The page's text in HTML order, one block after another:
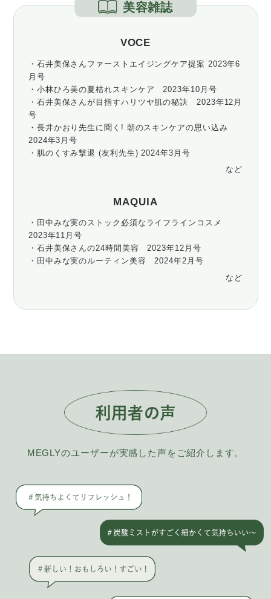
美容雑誌
VOCE
・石井美保さんファーストエイジングケア提案 2023年6
月号
・小林ひろ美の夏枯れスキンケア 2023年10月号
・石井美保さんが目指すハリツヤ肌の秘訣 2023年12月
号
・長井かおり先生に聞く! 朝のスキンケアの思い込み
2024年3月号
・肌のくすみ撃退 (友利先生) 2024年3月号
など
MAQUIA
・田中みな実のストック必須なライフラインコスメ
2023年11月号
・石井美保さんの24時間美容 2023年12月号
・田中みな実のルーティン美容 2024年2月号
など
MEGLYのユーザーが実感した声をご紹介します。